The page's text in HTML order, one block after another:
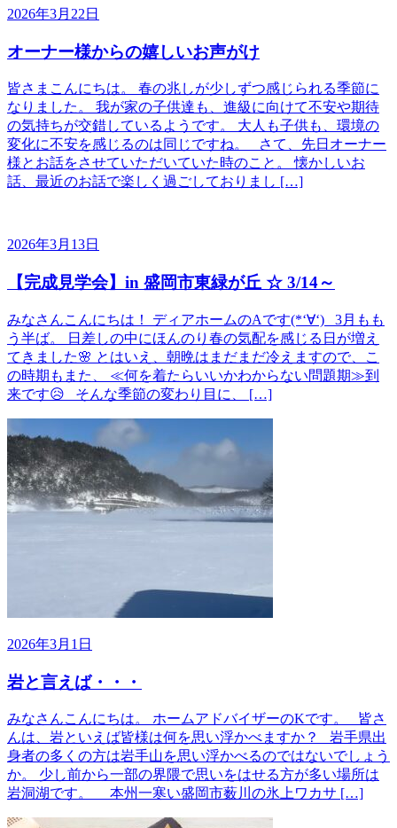
2026年3月22日
オーナー様からの嬉しいお声がけ
皆さまこんにちは。 春の兆しが少しずつ感じられる季節に
なりました。 我が家の子供達も、進級に向けて不安や期待
の気持ちが交錯しているようです。 大人も子供も、環境の
変化に不安を感じるのは同じですね。 さて、先日オーナー
様とお話をさせていただいていた時のこと。 懐かしいお
話、最近のお話で楽しく過ごしておりまし […]
2026年3月13日
【完成見学会】in 盛岡市東緑が丘 ☆ 3/14～
みなさんこんにちは！ ディアホームのAです(*‘∀‘) 3月もも
う半ば。 日差しの中にほんのり春の気配を感じる日が増え
てきました🌸 とはいえ、朝晩はまだまだ冷えますので、こ
の時期もまた、 ≪何を着たらいいかわからない問題期≫到
来です😥 そんな季節の変わり目に、 […]
2026年3月1日
岩と言えば・・・
みなさんこんにちは。 ホームアドバイザーのKです。 皆さ
んは、岩といえば皆様は何を思い浮かべますか？ 岩手県出
身者の多くの方は岩手山を思い浮かべるのではないでしょう
か。 少し前から一部の界隈で思いをはせる方が多い場所は
岩洞湖です。 本州一寒い盛岡市薮川の氷上ワカサ […]